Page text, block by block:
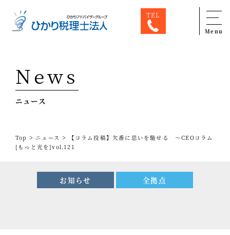
TEL
Menu
専門家一覧
ひかり税理士法人について
サービス
スタッフ紹介
News
ニュース
Top > ニュース >
【コラム投稿】欠番に思いを馳せる ～CEOコラム
[もっと光を]vol.121
お知らせ 全拠点